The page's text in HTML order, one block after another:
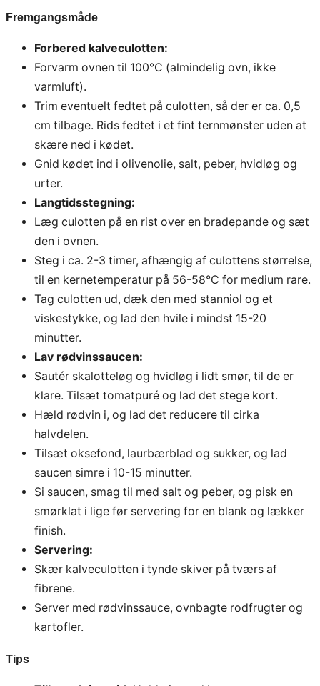
Fremgangsmåde
Forbered kalveculotten:
Forvarm ovnen til 100°C (almindelig ovn, ikke
varmluft).
Trim eventuelt fedtet på culotten, så der er ca. 0,5
cm tilbage. Rids fedtet i et fint ternmønster uden at
skære ned i kødet.
Gnid kødet ind i olivenolie, salt, peber, hvidløg og
urter.
Langtidsstegning:
Læg culotten på en rist over en bradepande og sæt
den i ovnen.
Steg i ca. 2-3 timer, afhængig af culottens størrelse,
til en kernetemperatur på 56-58°C for medium rare.
Tag culotten ud, dæk den med stanniol og et
viskestykke, og lad den hvile i mindst 15-20
minutter.
Lav rødvinssaucen:
Sautér skalotteløg og hvidløg i lidt smør, til de er
klare. Tilsæt tomatpuré og lad det stege kort.
Hæld rødvin i, og lad det reducere til cirka
halvdelen.
Tilsæt oksefond, laurbærblad og sukker, og lad
saucen simre i 10-15 minutter.
Si saucen, smag til med salt og peber, og pisk en
smørklat i lige før servering for en blank og lækker
finish.
Servering:
Skær kalveculotten i tynde skiver på tværs af
fibrene.
Server med rødvinssauce, ovnbagte rodfrugter og
kartofler.
Tips